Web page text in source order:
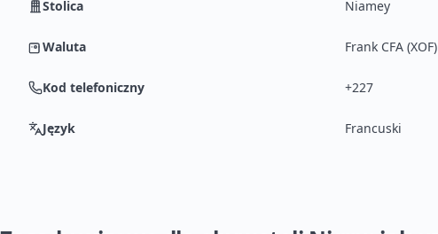
Stolica Niamey
Waluta Frank CFA (XOF)
Kod telefoniczny +227
Język Francuski